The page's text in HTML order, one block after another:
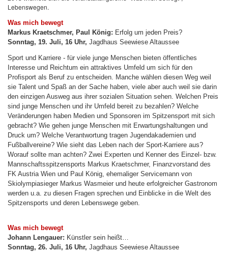
Lebenswegen.
Was mich bewegt
Markus Kraetschmer, Paul König: Erfolg um jeden Preis?
Sonntag, 19. Juli, 16 Uhr, Jagdhaus Seewiese Altaussee
Sport und Karriere - für viele junge Menschen bieten öffentliches
Interesse und Reichtum ein attraktives Umfeld um sich für den
Profisport als Beruf zu entscheiden. Manche wählen diesen Weg weil
sie Talent und Spaß an der Sache haben, viele aber auch weil sie darin
den einzigen Ausweg aus ihrer sozialen Situation sehen. Welchen Preis
sind junge Menschen und ihr Umfeld bereit zu bezahlen? Welche
Veränderungen haben Medien und Sponsoren im Spitzensport mit sich
gebracht? Wie gehen junge Menschen mit Erwartungshaltungen und
Druck um? Welche Verantwortung tragen Jugendakademien und
Fußballvereine? Wie sieht das Leben nach der Sport-Karriere aus?
Worauf sollte man achten? Zwei Experten und Kenner des Einzel- bzw.
Mannschaftsspitzensports Markus Kraetschmer, Finanzvorstand des
FK Austria Wien und Paul König, ehemaliger Servicemann von
Skiolympiasieger Markus Wasmeier und heute erfolgreicher Gastronom
werden u.a. zu diesen Fragen sprechen und Einblicke in die Welt des
Spitzensports und deren Lebenswege geben.
Was mich bewegt
Johann Lengauer: Künstler sein heißt…
Sonntag, 26. Juli, 16 Uhr, Jagdhaus Seewiese Altaussee